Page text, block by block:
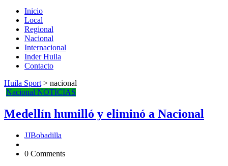
Inicio
Local
Regional
Nacional
Internacional
Inder Huila
Contacto
Huila Sport > nacional
Nacional NOTICIAS
Medellín humilló y eliminó a Nacional
JJBobadilla
0 Comments